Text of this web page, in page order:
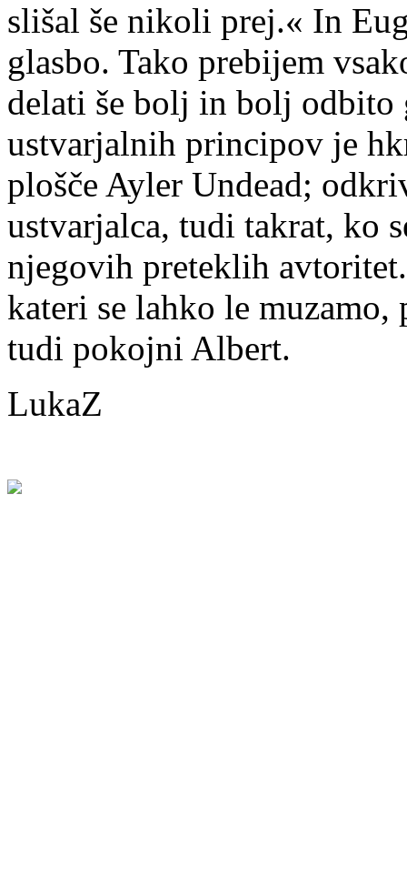
slišal še nikoli prej.« In
glasbo. Tako prebijem
delati še bolj in bolj odbito
ustvarjalnih principov je
plošče Ayler Undead;
ustvarjalca, tudi takrat, ko
njegovih preteklih
kateri se lahko le muzamo,
tudi pokojni Albert.
LukaZ